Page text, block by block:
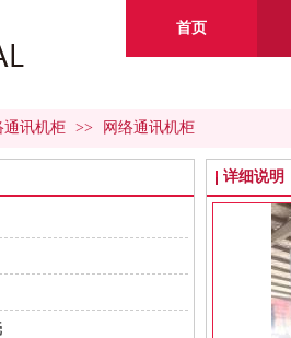
首页
通讯机柜 >> 网络通讯机柜
详细说明